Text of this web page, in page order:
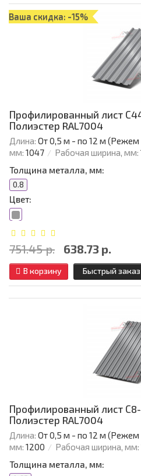
Ваша скидка: -15%
Профилированный лист
Полиэстер RAL7004
Длина: От 0,5 м - по 12 м (Режем
мм: 1047 Рабочая ширина, мм:
Толщина металла, мм:
0.8
Цвет:
751.45 р. 638.73 р.
В корзину Быстрый заказ
Профилированный лист
Полиэстер RAL7004
Длина: От 0,5 м - по 12 м (Режем
мм: 1200 Рабочая ширина, мм:
Толщина металла, мм: